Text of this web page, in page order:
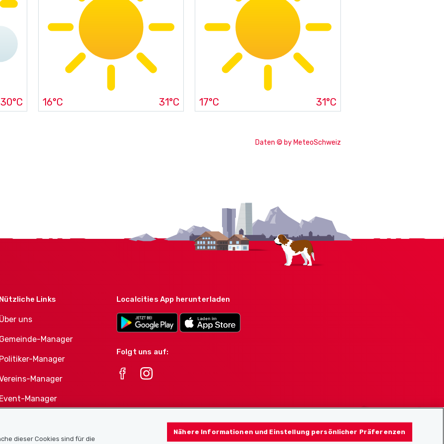
30°C 16°C 31°C 17°C 31°C
Daten © by MeteoSchweiz
Links
uns
Manager
Manager
Manager
Manager
Produktportfolio
Localcities App herunterladen
Folgt uns auf:
dieser Cookies sind für die
Nähere Informationen und Einstellung persönlicher Präferenzen